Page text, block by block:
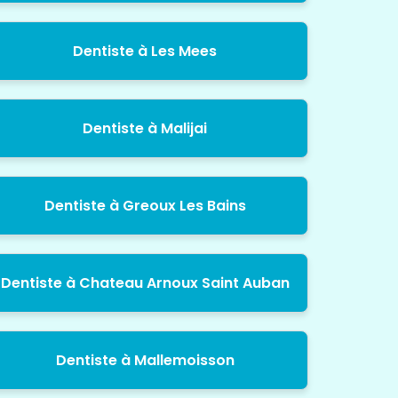
Dentiste à Les Mees
Dentiste à Malijai
Dentiste à Greoux Les Bains
Dentiste à Chateau Arnoux Saint Auban
Dentiste à Mallemoisson